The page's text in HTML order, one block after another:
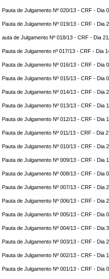
Pauta de Julgamento Nº 020/13 - CRF - Dia
Pauta de Julgamento Nº 019/13 - CRF - Dia
auta de Julgamento Nº 018/13 - CRF - Dia
Pauta de Julgamento nº 017/13 - CRF - Dia
Pauta de Julgamento Nº 016/13 - CRF - Dia
Pauta de Julgamento Nº 015/13 - CRF - Dia
Pauta de Julgamento Nº 014/13 - CRF - Dia
Pauta de Julgamento Nº 013/13 - CRF - Dia
Pauta de Julgamento Nº 012/13 - CRF - Dia
Pauta de Julgamento Nº 011/13 - CRF - Dia
Pauta de Julgamento Nº 010/13 - CRF - Dia
Pauta de Julgamento Nº 009/13 - CRF - Dia
Pauta de Julgamento Nº 008/13 - CRF - Dia
Pauta de Julgamento Nº 007/13 - CRF - Dia
Pauta de Julgamento Nº 006/13 - CRF - Dia
Pauta de Julgamento Nº 005/13 - CRF - Dia
Pauta de Julgamento Nº 004/13 - CRF - Dia
Pauta de Julgamento Nº 003/13 - CRF - Dia
Pauta de Julgamento Nº 002/13 - CRF - Dia
Pauta de Julgamento Nº 001/13 - CRF - Dia